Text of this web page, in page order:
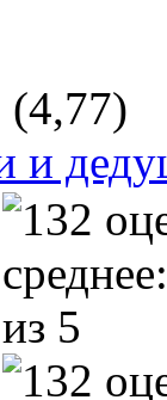
(4,77)
и